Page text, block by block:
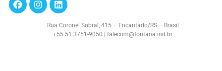
Rua Coronel Sobral, 415 – Encantado/RS – Brasil
+55 51 3751-9050 | falecom@fontana.ind.br